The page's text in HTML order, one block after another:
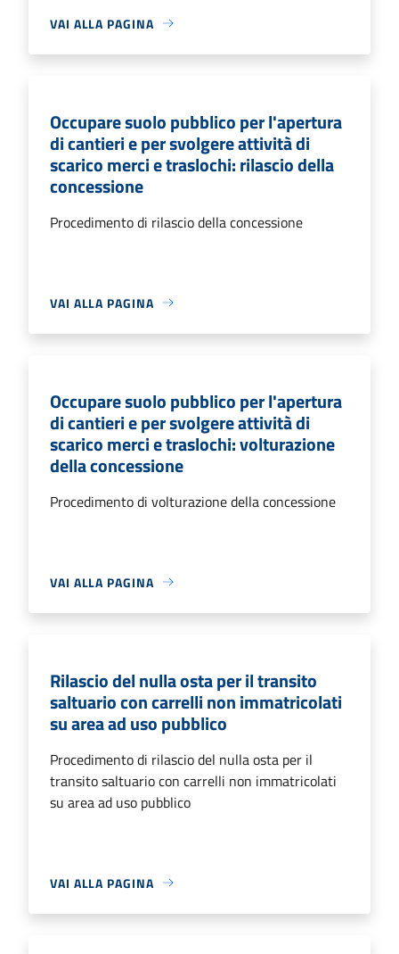
VAI ALLA PAGINA
Occupare suolo pubblico per l'apertura
di cantieri e per svolgere attività di
scarico merci e traslochi: rilascio della
concessione
Procedimento di rilascio della concessione
VAI ALLA PAGINA
Occupare suolo pubblico per l'apertura
di cantieri e per svolgere attività di
scarico merci e traslochi: volturazione
della concessione
Procedimento di volturazione della concessione
VAI ALLA PAGINA
Rilascio del nulla osta per il transito
saltuario con carrelli non immatricolati
su area ad uso pubblico
Procedimento di rilascio del nulla osta per il
transito saltuario con carrelli non immatricolati
su area ad uso pubblico
VAI ALLA PAGINA